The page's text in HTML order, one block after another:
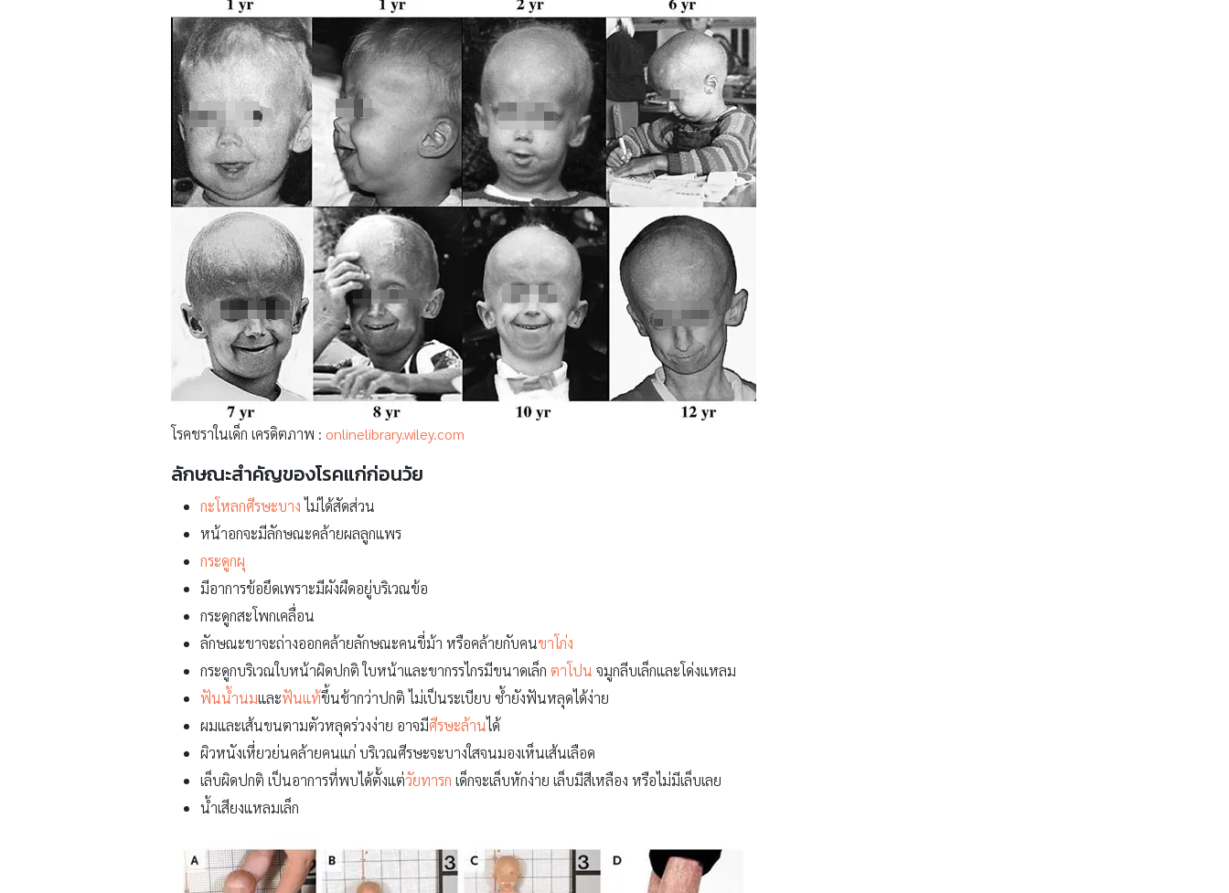
โรคชราในเด็ก เครดิตภาพ : onlinelibrary.wiley.com
ลักษณะสำคัญของโรคแก่ก่อนวัย
กะโหลกศีรษะบางไม่ได้สัดส่วน
หน้าอกจะมีลักษณะคล้ายผลลูกแพร
กระดูกผุ
มีอาการข้อยึดเพราะมีผังผืดอยู่บริเวณข้อ
กระดูกสะโพกเคลื่อน
ลักษณะขาจะถ่างออกคล้ายลักษณะคนขี่ม้า หรือคล้ายกับคนขาโก่ง
กระดูกบริเวณใบหน้าผิดปกติ ใบหน้าและขากรรไกรมีขนาดเล็ก ตาโปน จมูกลีบเล็กและโด่งแหลม
ฟันน้ำนมและฟันแท้ขึ้นช้ากว่าปกติ ไม่เป็นระเบียบ ซ้ำยังฟันหลุดได้ง่าย
ผมและเส้นขนตามตัวหลุดร่วงง่าย อาจมีศีรษะล้านได้
ผิวหนังเหี่ยวย่นคล้ายคนแก่ บริเวณศีรษะจะบางใสจนมองเห็นเส้นเลือด
เล็บผิดปกติ เป็นอาการที่พบได้ตั้งแต่วัยทารก เด็กจะเล็บหักง่าย เล็บมีสีเหลือง หรือไม่มีเล็บเลย
น้ำเสียงแหลมเล็ก